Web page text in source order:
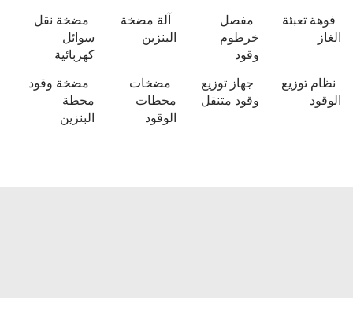
فوهة تعبئة
الغاز
مفصل
خرطوم
وقود
آلة مضخة
البنزين
مضخة نقل
سوائل
كهربائية
نظام توزيع
الوقود
جهاز توزيع
وقود متنقل
مضخات
محطات
الوقود
مضخة وقود
محطة
البنزين